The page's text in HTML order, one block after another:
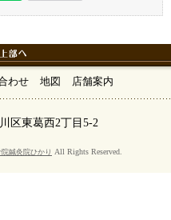
わせ 地図 店舗案内
区東葛西2丁目5-2
鍼灸院ひかり All Rights Reserved.